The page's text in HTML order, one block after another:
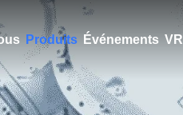
Produits Événements VR